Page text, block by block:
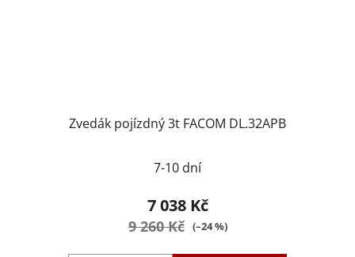
Zvedák pojízdný 3t FACOM DL.32APB
7-10 dní
7 038 Kč
9 260 Kč (–24 %)